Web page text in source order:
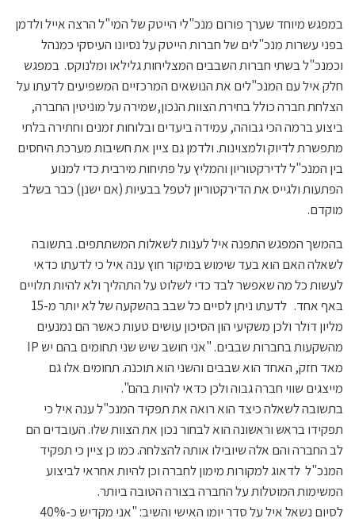
במפגש מיוחד שערך פורום מנכ"לי הייטק של המי"ל הרצה אייל ולדמן
בפני עשרות מנכ"לים של חברות הייטק על נסיונו העיסקי כמנהל
וכמנכ"ל בשתי חברות השבבים המצליחות גלילאו ומלנוקס. במפגש
חלק איל עם המנכ"לים את הנושאים המרכזיים המשפיעים לדעתו על
הצלחת חברה כולל בחירת הצוות הנכון,שמירה על מוניטין החברה,
ביצוע ברמה הכי גבוהה, עמידה ביעדים ובלוחות זמנים וחתירה בלתי
מתפשרת לדיוק ולמצוינות. ולדמן גם ציין את חשיבות מערכת היחסים
בין המנכ"ל לדירקטוריון והמליץ על פתיחות מירבית כדי למנוע
הפתעות ולגייס את הדירקטוריון לטפל בבעיות (אם ישנן) כבר בשלב
מוקדם.
בהמשך המפגש התפנה איל לענות לשאלות המשתתפים. בתשובה
לשאלה האם הוא בעד שימוש במיקור חוץ ענה איל כי לדעתו כדאי
לעשות כל מה שאפשר לבד כדי לשלוט על התהליך ולא להיות תלויים
באף אחד. לדעתו ניתן לסיים כל שבב בהשקעה של לא יותר מ-15
מליון דולר ולכן משקיעי הון הסיכון עושים טעות כאשר הם נמנעים
מהשקעות בחברות שבבים. "אני חושב שיש שני תחומים בהם יש IP
מאד חזק, האחד הוא שבבים והשני הוא תוכנה. תחומים אלו גם
מייצגים שווי חברה גבוה ולכן כדאי להיות בהם".
בתשובה לשאלה כיצד הוא רואה את תפקיד המנכ"ל ענה איל כי
תפקידו בראש וראשונה הוא לבחור נכון את הצוות שלו. העובדים הם
לב החברה והם אלה שיובילו אותה להצלחה. כמו כן ציין כי תפקיד
המנכ"ל לדאוג למקורות מימון לחברה וכן להיות אחראי לביצוע
המשימות המוטלות על החברה בצורה הטובה ביותר.
לסיום נשאל איל על סדר יומו האישי והשיב: "אני מקדיש כ-40%